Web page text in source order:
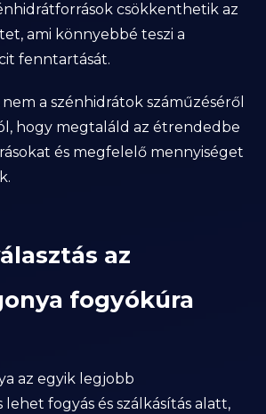
csökkenthetik az
ami könnyebbé teszi a
fenntartását.
nem a szénhidrátok száműzéséről
hogy megtaláld az étrendedbe
és megfelelő mennyiséget
az
fogyókúra
az egyik legjobb
fogyás és szálkásítás alatt,